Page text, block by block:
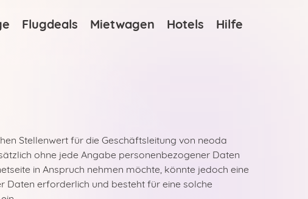
Flugdeals Mietwagen Hotels Hilfe
Stellenwert für die Geschäftsleitung von neoda
ohne jede Angabe personenbezogener Daten
in Anspruch nehmen möchte, könnte jedoch eine
erforderlich und besteht für eine solche